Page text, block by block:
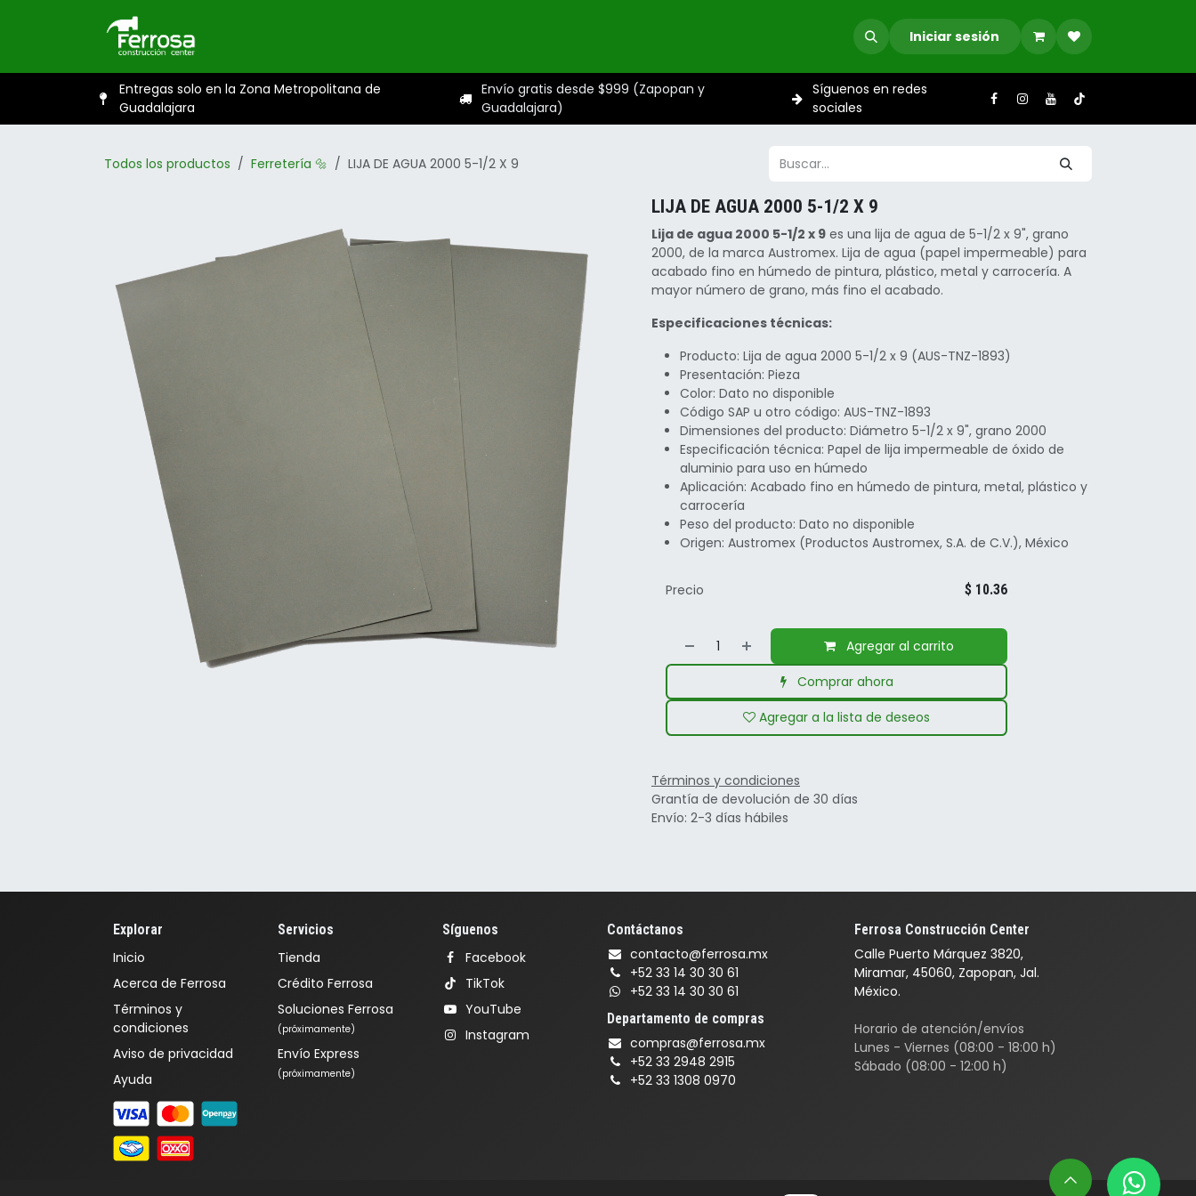
Iniciar sesión
Entregas solo en la Zona Metropolitana de
Guadalajara
Envío gratis desde $999 (Zapopan y
Guadalajara)
Síguenos en redes
sociales
Todos los productos Ferretería 🔩 LIJA DE AGUA 2000 5-1/2 X 9
LIJA DE AGUA 2000 5-1/2 X 9
Lija de agua 2000 5-1/2 x 9 es una lija de agua de 5-1/2 x 9", grano
2000, de la marca Austromex. Lija de agua (papel impermeable) para
acabado fino en húmedo de pintura, plástico, metal y carrocería. A
mayor número de grano, más fino el acabado.
Especificaciones técnicas:
Producto: Lija de agua 2000 5-1/2 x 9 (AUS-TNZ-1893)
Presentación: Pieza
Color: Dato no disponible
Código SAP u otro código: AUS-TNZ-1893
Dimensiones del producto: Diámetro 5-1/2 x 9", grano 2000
Especificación técnica: Papel de lija impermeable de óxido de
aluminio para uso en húmedo
Aplicación: Acabado fino en húmedo de pintura, metal, plástico y
carrocería
Peso del producto: Dato no disponible
Origen: Austromex (Productos Austromex, S.A. de C.V.), México
Agregar al carrito
Comprar ahora
Agregar a la lista de deseos
Precio $ 10.36
Términos y condiciones
Grantía de devolución de 30 días
Envío: 2-3 días hábiles
Explorar
Inicio
Acerca de Ferrosa
Términos y
condiciones
Aviso de privacidad
Ayuda
Servicios
Tienda
Crédito Ferrosa
Soluciones Ferrosa
(próximamente)
Envío Express
(próximamente)
Ferrosa Construcción Center
Calle Puerto Márquez 3820,
Miramar, 45060, Zapopan, Jal.
México.
Horario de atención/envíos
Lunes - Viernes (08:00 - 18:00 h)
Sábado (08:00 - 12:00 h)
Síguenos
Facebook
TikTok
YouTube
Instagram
Contáctanos
contacto@ferrosa.mx
+52 33 14 30 30 61
+52 33 14 30 30 61
Departamento de compras
compras@ferrosa.mx
+52 33 2948 2915
+52 33 1308 0970